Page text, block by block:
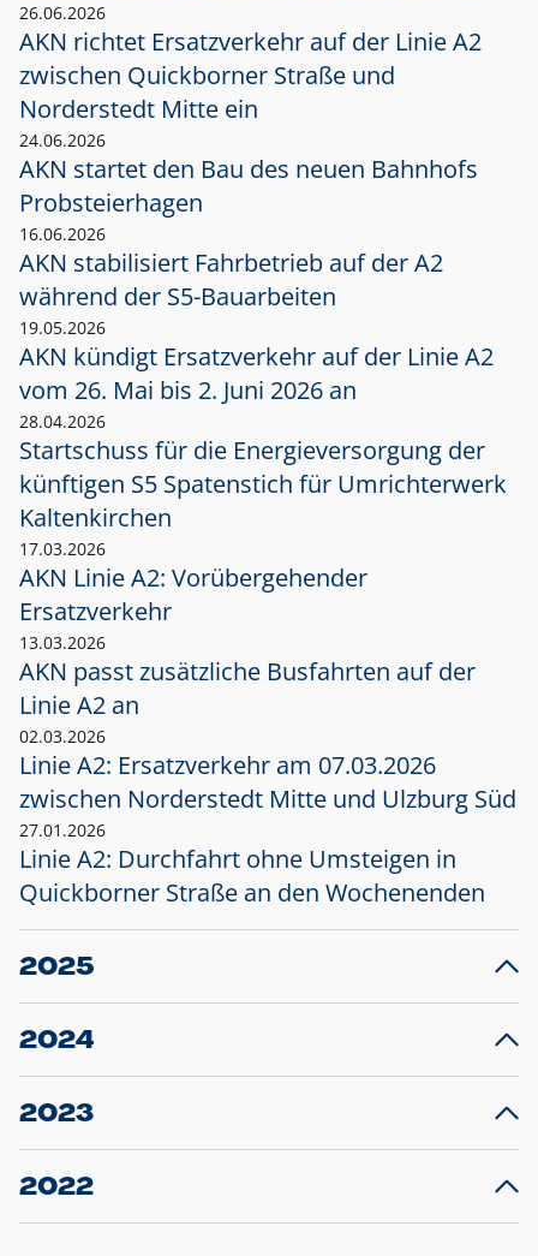
26.06.2026
AKN richtet Ersatzverkehr auf der Linie A2
zwischen Quickborner Straße und
Norderstedt Mitte ein
24.06.2026
AKN startet den Bau des neuen Bahnhofs
Probsteierhagen
16.06.2026
AKN stabilisiert Fahrbetrieb auf der A2
während der S5-Bauarbeiten
19.05.2026
AKN kündigt Ersatzverkehr auf der Linie A2
vom 26. Mai bis 2. Juni 2026 an
28.04.2026
Startschuss für die Energieversorgung der
künftigen S5 Spatenstich für Umrichterwerk
Kaltenkirchen
17.03.2026
AKN Linie A2: Vorübergehender
Ersatzverkehr
13.03.2026
AKN passt zusätzliche Busfahrten auf der
Linie A2 an
02.03.2026
Linie A2: Ersatzverkehr am 07.03.2026
zwischen Norderstedt Mitte und Ulzburg Süd
27.01.2026
Linie A2: Durchfahrt ohne Umsteigen in
Quickborner Straße an den Wochenenden
2025
23.12.2025
Projekt S5: Start der Bauarbeiten am
2024
10.12.2024
Großprojekt S5: Sperrung der Bahnstraße in
2023
20.12.2023
Schleswig-Holstein verlängert den
2022
22.12.2022